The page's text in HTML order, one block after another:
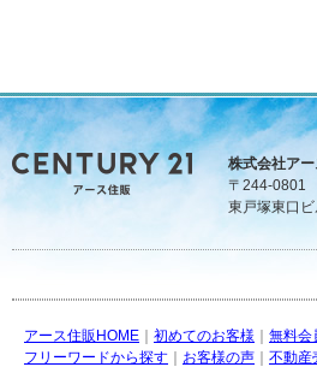
株式会社ア
〒244-0801
東戸塚東口
アース住販HOME 初めてのお客様 無料会
フリーワードから探す
お客様の声 不動産